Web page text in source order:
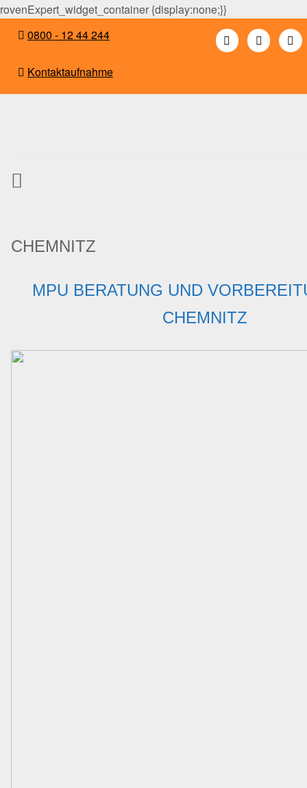
rovenExpert_widget_container {display:none;}}
0800 - 12 44 244
Kontaktaufnahme
CHEMNITZ
MPU BERATUNG UND
CHEMNITZ